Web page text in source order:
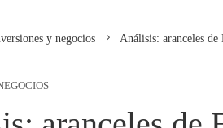
y negocios Análisis: aranceles